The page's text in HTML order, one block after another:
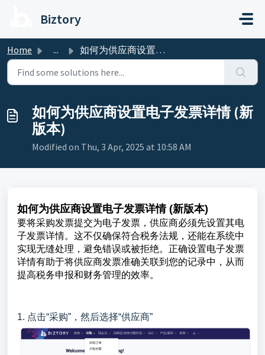
Biztory
Home ... 如何为供应商设置电子发票详情 (新版本)
如何为供应商设置电子发票详情 (新
版本)
Modified on Thu, 3 Apr, 2025 at 10:58 AM
如何为供应商设置电子发票详情 (新版本)
要将采购发票提交为电子发票，供应商必须先设置其电
子发票详情。这不仅确保符合税务法规，还能在系统中
实现无缝处理，避免错误或被拒绝。正确设置电子发票
详情有助于将供应商发票准确关联到您的记录中，从而
提高税务申报和财务管理的效率。
1. 点击“采购”，然后选择“供应商”